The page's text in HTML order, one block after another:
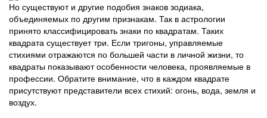
Но существуют и другие подобия знаков зодиака,
объединяемых по другим признакам. Так в астрологии
принято классифицировать знаки по квадратам. Таких
квадрата существует три. Если тригоны, управляемые
стихиями отражаются по большей части в личной жизни, то
квадраты показывают особенности человека, проявляемые в
профессии. Обратите внимание, что в каждом квадрате
присутствуют представители всех стихий: огонь, вода, земля и
воздух.